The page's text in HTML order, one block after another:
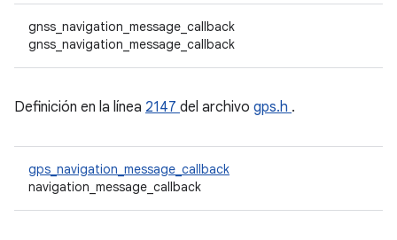
gnss_navigation_message_callback
gnss_navigation_message_callback
Definición en la línea 2147 del archivo gps.h .
gps_navigation_message_callback
navigation_message_callback